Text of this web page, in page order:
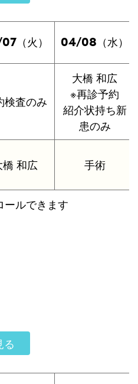
（火） 04/08 （水）
検査のみ
大橋 和広
※再診予約
紹介状持ち新
患のみ
橋 和広 手術
ールできます
る